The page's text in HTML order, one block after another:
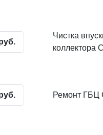
Чистка
коллектора
Ремонт ГБЦ